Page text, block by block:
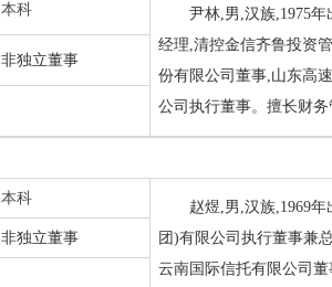
本科
尹林,男,汉族,1975
经理,清控金信齐鲁投资
份有限公司董事,山东高
公司执行董事。擅长财
非独立董事
本科
赵煜,男,汉族,1969
团)有限公司执行董事兼
云南国际信托有限公司
非独立董事